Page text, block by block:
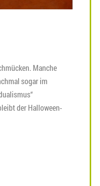
Manche
sogar im
der Halloween-